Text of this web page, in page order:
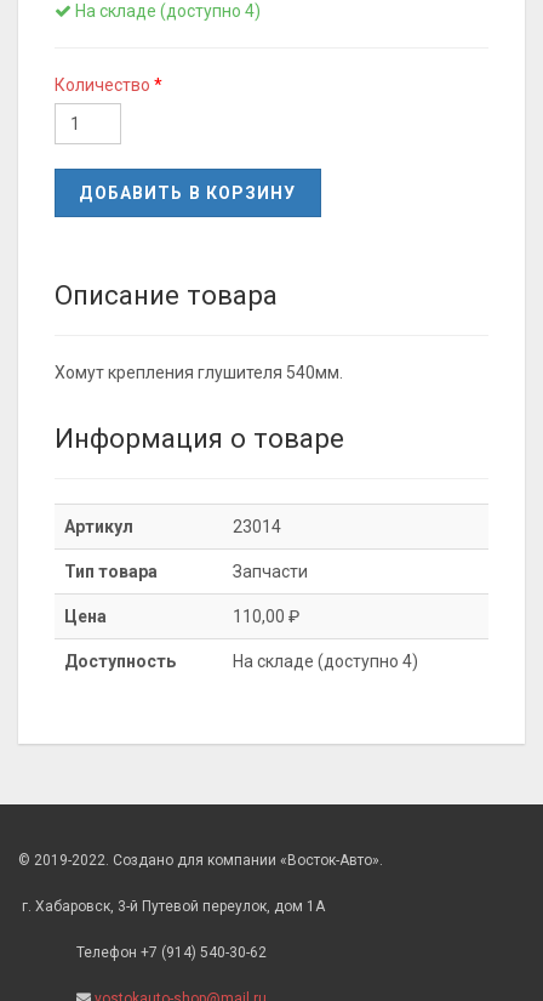
На складе (доступно 4)
Количество
ДОБАВИТЬ В КОРЗИНУ
Описание товара
Хомут крепления глушителя 540мм.
Информация о товаре
Артикул 23014
Тип товара Запчасти
Цена 110,00 ₽
Доступность На складе (доступно 4)
© 2019-2022. Создано для компании «Восток-Авто».
г. Хабаровск, 3-й Путевой переулок, дом 1А
Телефон +7 (914) 540-30-62